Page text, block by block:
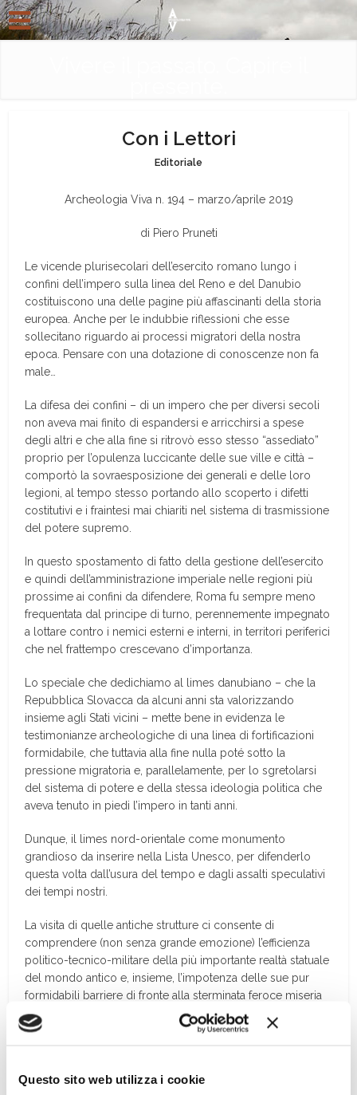
Questo sito web utilizza i cookie
Con i Lettori
Editoriale
Archeologia Viva n. 194 – marzo/aprile 2019
di Piero Pruneti
Le vicende plurisecolari dell’esercito romano lungo i
confini dell’impero sulla linea del Reno e del Danubio
costituiscono una delle pagine più affascinanti della storia
europea. Anche per le indubbie riflessioni che esse
sollecitano riguardo ai processi migratori della nostra
epoca. Pensare con una dotazione di conoscenze non fa
male…
La difesa dei confini – di un impero che per diversi secoli
non aveva mai finito di espandersi e arricchirsi a spese
degli altri e che alla fine si ritrovò esso stesso “assediato”
proprio per l’opulenza luccicante delle sue ville e città –
comportò la sovraesposizione dei generali e delle loro
legioni, al tempo stesso portando allo scoperto i difetti
costitutivi e i fraintesi mai chiariti nel sistema di trasmissione
del potere supremo.
In questo spostamento di fatto della gestione dell’esercito
e quindi dell’amministrazione imperiale nelle regioni più
prossime ai confini da difendere, Roma fu sempre meno
frequentata dal principe di turno, perennemente impegnato
a lottare contro i nemici esterni e interni, in territori periferici
che nel frattempo crescevano d’importanza.
Lo speciale che dedichiamo al limes danubiano – che la
Repubblica Slovacca da alcuni anni sta valorizzando
insieme agli Stati vicini – mette bene in evidenza le
testimonianze archeologiche di una linea di fortificazioni
formidabile, che tuttavia alla fine nulla poté sotto la
pressione migratoria e, parallelamente, per lo sgretolarsi
del sistema di potere e della stessa ideologia politica che
aveva tenuto in piedi l’impero in tanti anni.
Dunque, il limes nord-orientale come monumento
grandioso da inserire nella Lista Unesco, per difenderlo
questa volta dall’usura del tempo e dagli assalti speculativi
dei tempi nostri.
La visita di quelle antiche strutture ci consente di
comprendere (non senza grande emozione) l’efficienza
politico-tecnico-militare della più importante realtà statuale
del mondo antico e, insieme, l’impotenza delle sue pur
formidabili barriere di fronte alla sterminata feroce miseria
dei popoli esterni.